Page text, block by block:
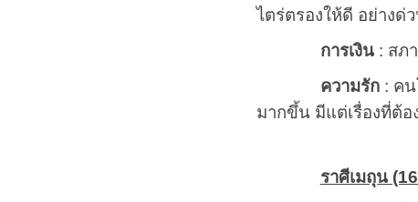
ไตร่ตรองให้ดี อย่างด่
การเงิน: สภา
ความรัก: คน
มากขึ้น มีแต่เรื่องที่ต้อ
ราศีเมถุน